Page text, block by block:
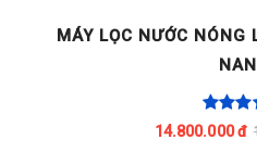
MÁY LỌC NƯỚC
14.800.000 đ